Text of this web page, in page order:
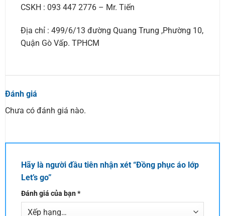
CSKH : 093 447 2776 – Mr. Tiến
Địa chỉ : 499/6/13 đường Quang Trung ,Phường 10,
Quận Gò Vấp. TPHCM
Đánh giá
Chưa có đánh giá nào.
Hãy là người đầu tiên nhận xét “Đồng phục áo lớp
Let’s go”
Đánh giá của bạn*